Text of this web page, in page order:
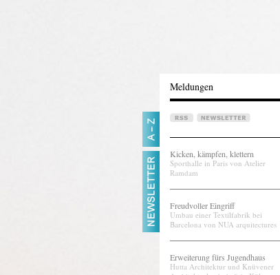
Meldungen
Kicken, kämpfen, klettern
Sporthalle in Paris von Atelier
Ramdam
Freudvoller Eingriff
Umbau einer Textilfabrik bei
Barcelona von NUA arquitectures
Erweiterung fürs Jugendhaus
Hutta Architektur und Knüvener